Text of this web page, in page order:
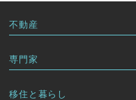
不動産
専門家
移住と暮らし